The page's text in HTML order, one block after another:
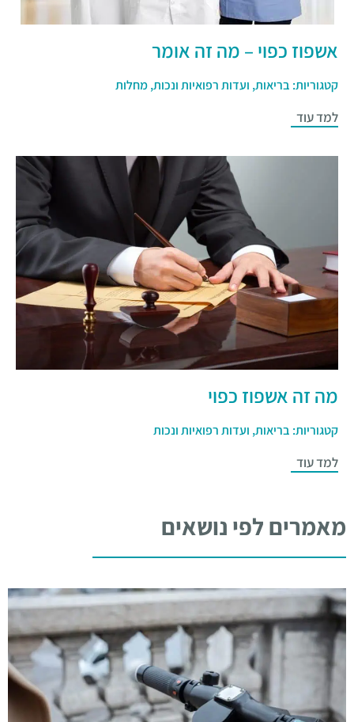
אשפוז כפוי – מה זה אומר
קטגוריות: בריאות, ועדות רפואיות ונכות,מחלות
למד עוד
מה זה אשפוז כפוי
קטגוריות: בריאות, ועדות רפואיות ונכות
למד עוד
מאמרים לפי נושאים